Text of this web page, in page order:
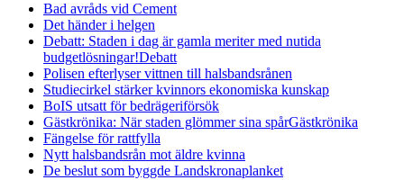
Bad avråds vid Cement
Det händer i helgen
Debatt: Staden i dag är gamla meriter med nutida
budgetlösningar!Debatt
Polisen efterlyser vittnen till halsbandsrånen
Studiecirkel stärker kvinnors ekonomiska kunskap
BoIS utsatt för bedrägeriförsök
Gästkrönika: När staden glömmer sina spårGästkrönika
Fängelse för rattfylla
Nytt halsbandsrån mot äldre kvinna
De beslut som byggde Landskronaplanket